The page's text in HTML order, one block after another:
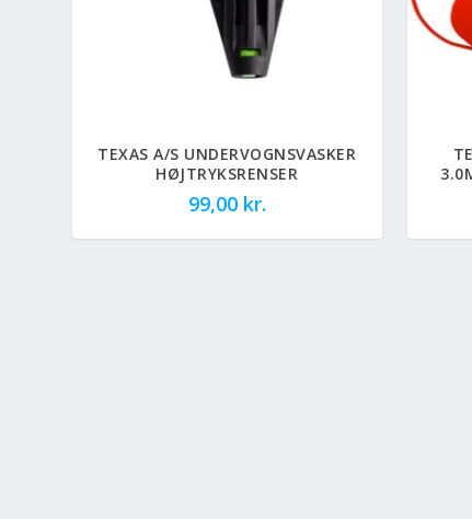
TEXAS A/S UNDERVOGNSVASKER
HØJTRYKSRENSER
99,00 kr.